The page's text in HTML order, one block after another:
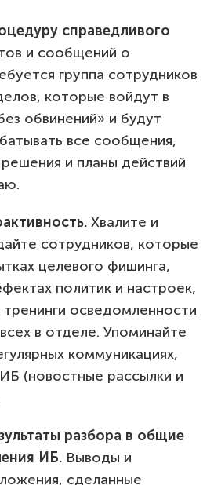
справедливого
и сообщений о
группа сотрудников
которые войдут в
обвинений» и будут
все сообщения,
и планы действий
Хвалите и
сотрудников, которые
целевого фишинга,
политик и настроек,
осведомленности
в отделе. Упоминайте
коммуникациях,
(новостные рассылки и
разбора в общие
ИБ. Выводы и
сделанные